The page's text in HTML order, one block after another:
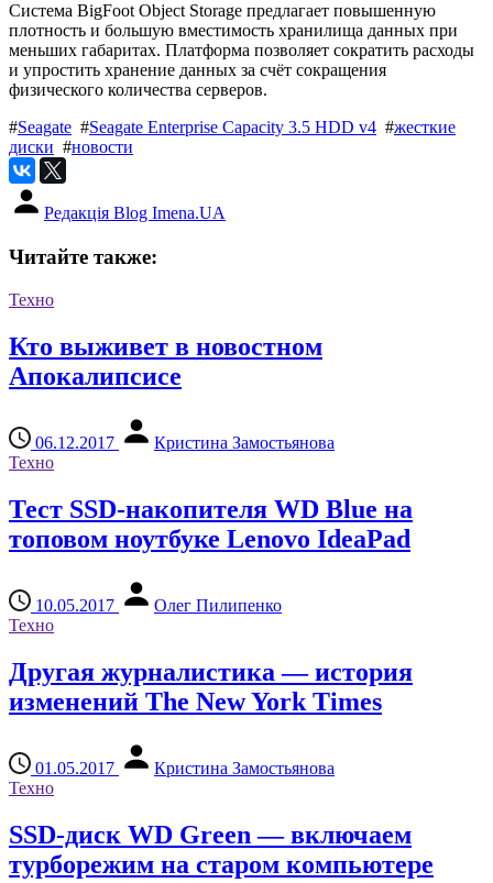
Система BigFoot Object Storage предлагает повышенную
плотность и большую вместимость хранилища данных при
меньших габаритах. Платформа позволяет сократить расходы
и упростить хранение данных за счёт сокращения
физического количества серверов.
#Seagate #Seagate Enterprise Capacity 3.5 HDD v4 #жесткие
диски #новости
Редакція Blog Imena.UA
Читайте также:
Техно
Кто выживет в новостном
Апокалипсисе
06.12.2017
Кристина Замостьянова
Техно
Тест SSD-накопителя WD Blue на
топовом ноутбуке Lenovo IdeaPad
10.05.2017
Олег Пилипенко
Техно
Другая журналистика — история
изменений The New York Times
01.05.2017
Кристина Замостьянова
Техно
SSD-диск WD Green — включаем
турборежим на старом компьютере